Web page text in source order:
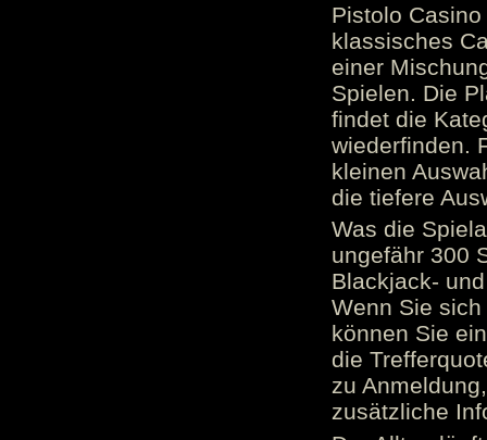
Pistolo
klassisches
einer
Spielen. Die
findet die
wiederfinden.
kleinen
die tiefere
Was die
ungefähr 300
Blackjack-
Wenn Sie
können Sie
die
zu
zusätzliche